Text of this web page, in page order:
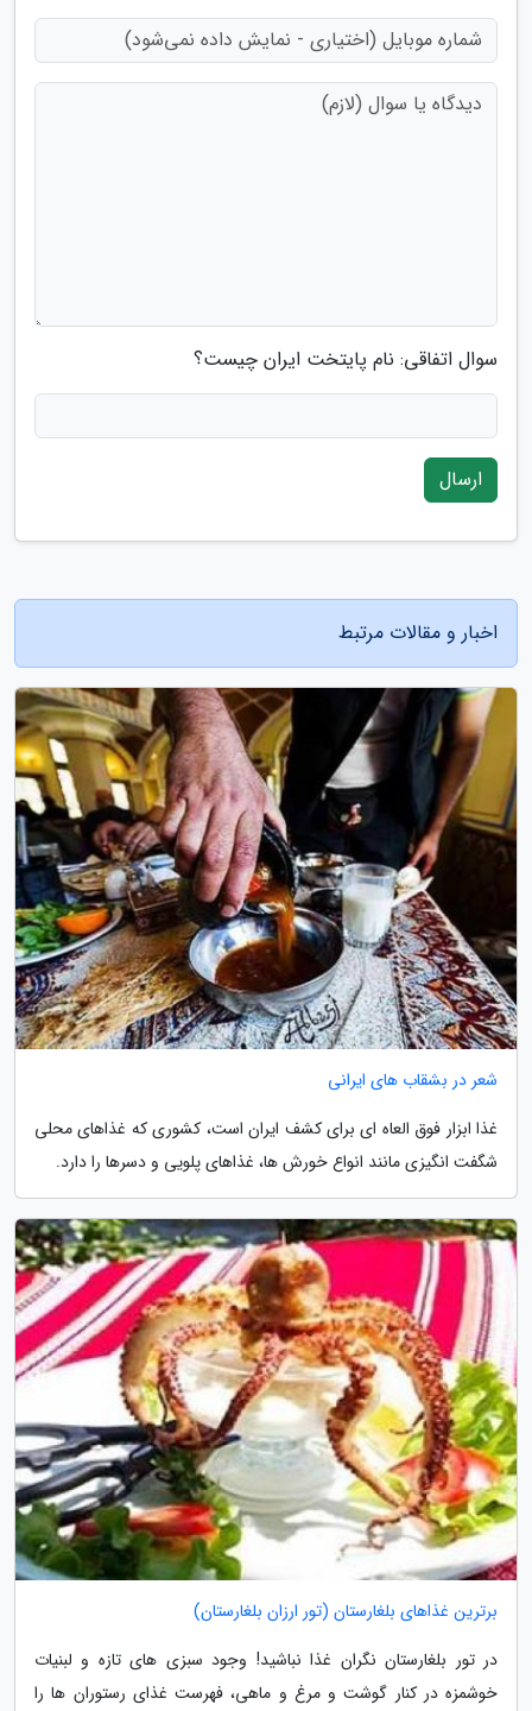
سوال اتفاقی: نام پایتخت ایران چیست؟
ارسال
اخبار و مقالات مرتبط
شعر در بشقاب های ایرانی
غذا ابزار فوق العاه ای برای کشف ایران است، کشوری که غذاهای محلی
شگفت انگیزی مانند انواع خورش ها، غذاهای پلویی و دسرها را دارد.
برترین غذاهای بلغارستان (تور ارزان بلغارستان)
در تور بلغارستان نگران غذا نباشید! وجود سبزی های تازه و لبنیات
خوشمزه در کنار گوشت و مرغ و ماهی، فهرست غذای رستوران ها را